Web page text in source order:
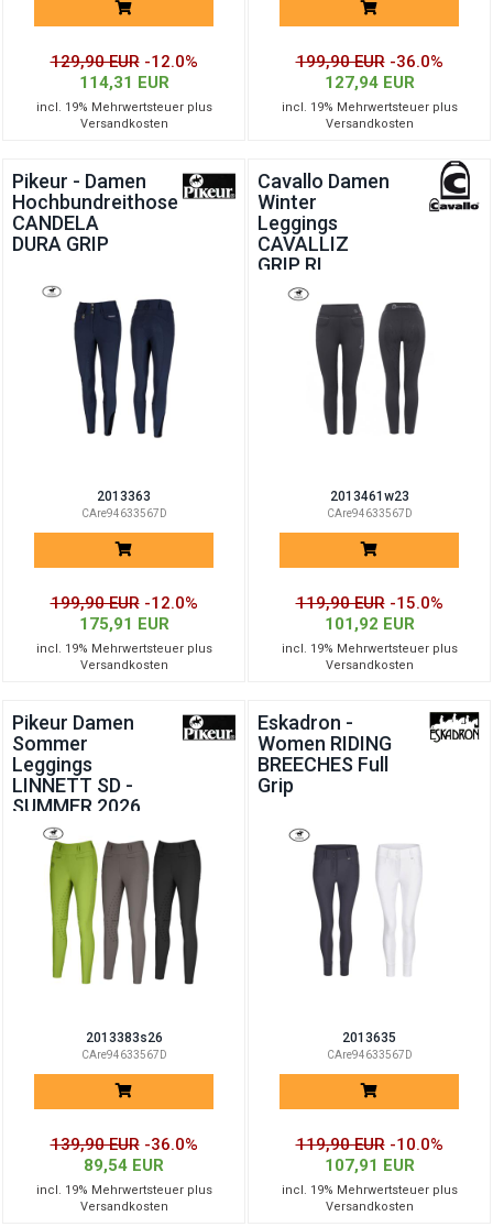
129,90 EUR -12.0%
114,31 EUR
incl. 19% Mehrwertsteuer plus
Versandkosten
199,90 EUR -36.0%
127,94 EUR
incl. 19% Mehrwertsteuer plus
Versandkosten
Pikeur - Damen
Hochbundreithose
CANDELA
DURA GRIP
2013363
CAre94633567D
199,90 EUR -12.0%
175,91 EUR
incl. 19% Mehrwertsteuer plus
Versandkosten
Cavallo Damen
Winter
Leggings
CAVALLIZ
GRIP RL
2013461w23
CAre94633567D
119,90 EUR -15.0%
101,92 EUR
incl. 19% Mehrwertsteuer plus
Versandkosten
Pikeur Damen
Sommer
Leggings
LINNETT SD -
SUMMER 2026
2013383s26
CAre94633567D
139,90 EUR -36.0%
89,54 EUR
incl. 19% Mehrwertsteuer plus
Versandkosten
Eskadron -
Women RIDING
BREECHES Full
Grip
2013635
CAre94633567D
119,90 EUR -10.0%
107,91 EUR
incl. 19% Mehrwertsteuer plus
Versandkosten